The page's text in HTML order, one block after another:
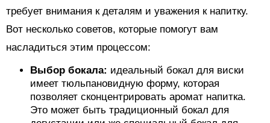
требует внимания к деталям и уважения к напитку.
Вот несколько советов, которые помогут вам
насладиться этим процессом:
Выбор бокала: идеальный бокал для виски
имеет тюльпановидную форму, которая
позволяет сконцентрировать аромат напитка.
Это может быть традиционный бокал для